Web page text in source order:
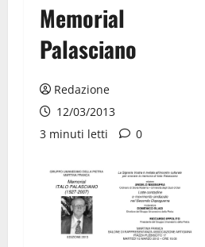
Memorial
Palasciano
Redazione
12/03/2013
3 minuti letti
0